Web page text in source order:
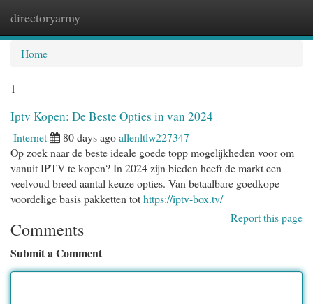
directoryarmy
Home
1
Iptv Kopen: De Beste Opties in van 2024
Internet 80 days agoallenltlw227347
Op zoek naar de beste ideale goede topp mogelijkheden voor om
vanuit IPTV te kopen? In 2024 zijn bieden heeft de markt een
veelvoud breed aantal keuze opties. Van betaalbare goedkope
voordelige basis pakketten tothttps://iptv-box.tv/
Report this page
Comments
Submit a Comment